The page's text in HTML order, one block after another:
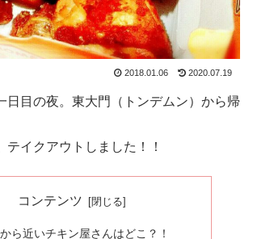
2018.01.06 2020.07.19
日目の夜。東大門（トンデムン）から帰
テイクアウトしました！！
コンテンツ
ら近いチキン屋さんはどこ？！